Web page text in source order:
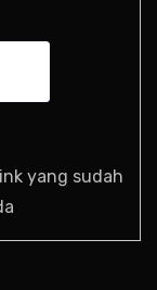
yang sudah